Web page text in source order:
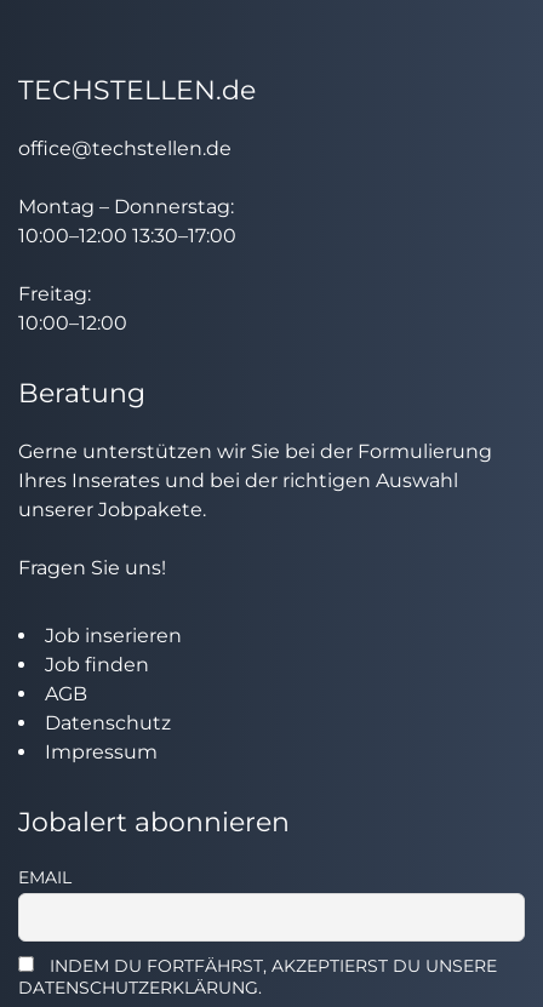
TECHSTELLEN.de
office@techstellen.de
Montag – Donnerstag:
10:00–12:00 13:30–17:00
Freitag:
10:00–12:00
Beratung
Gerne unterstützen wir Sie bei der Formulierung
Ihres Inserates und bei der richtigen Auswahl
unserer Jobpakete.
Fragen Sie uns!
Job inserieren
Job finden
AGB
Datenschutz
Impressum
Jobalert abonnieren
EMAIL
INDEM DU FORTFÄHRST, AKZEPTIERST DU UNSERE
DATENSCHUTZERKLÄRUNG.